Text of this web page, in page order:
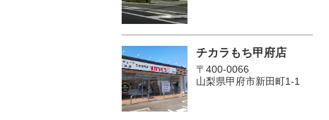
チカラもち甲府店
〒400-0066
山梨県甲府市新田町1-1